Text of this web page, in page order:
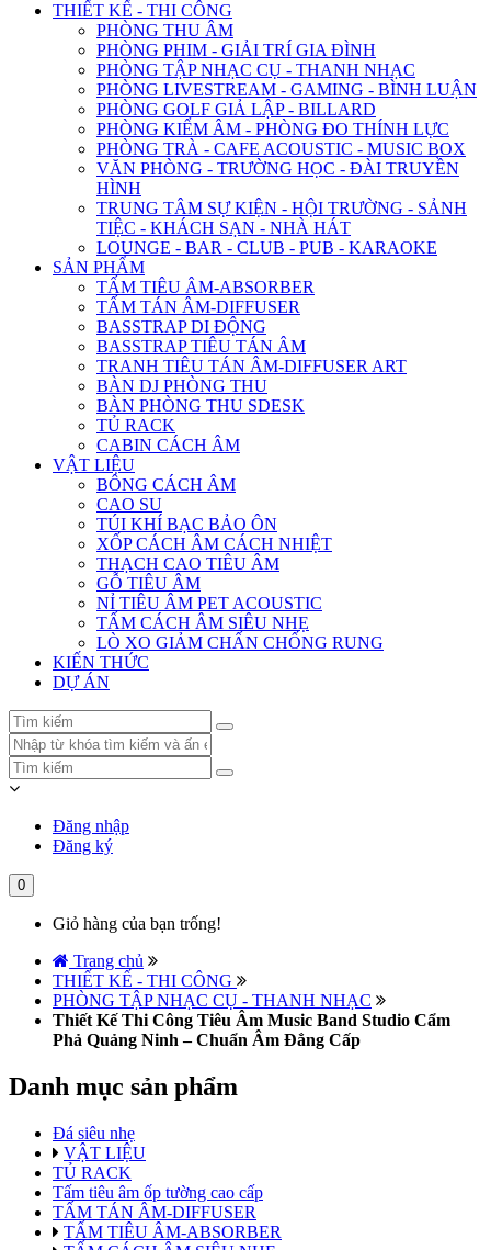
THIẾT KẾ - THI CÔNG
PHÒNG THU ÂM
PHÒNG PHIM - GIẢI TRÍ GIA ĐÌNH
PHÒNG TẬP NHẠC CỤ - THANH NHẠC
PHÒNG LIVESTREAM - GAMING - BÌNH LUẬN
PHÒNG GOLF GIẢ LẬP - BILLARD
PHÒNG KIỂM ÂM - PHÒNG ĐO THÍNH LỰC
PHÒNG TRÀ - CAFE ACOUSTIC - MUSIC BOX
VĂN PHÒNG - TRƯỜNG HỌC - ĐÀI TRUYỀN
HÌNH
TRUNG TÂM SỰ KIỆN - HỘI TRƯỜNG - SẢNH
TIỆC - KHÁCH SẠN - NHÀ HÁT
LOUNGE - BAR - CLUB - PUB - KARAOKE
SẢN PHẨM
TẤM TIÊU ÂM-ABSORBER
TẤM TÁN ÂM-DIFFUSER
BASSTRAP DI ĐỘNG
BASSTRAP TIÊU TÁN ÂM
TRANH TIÊU TÁN ÂM-DIFFUSER ART
BÀN DJ PHÒNG THU
BÀN PHÒNG THU SDESK
TỦ RACK
CABIN CÁCH ÂM
VẬT LIỆU
BÔNG CÁCH ÂM
CAO SU
TÚI KHÍ BẠC BẢO ÔN
XỐP CÁCH ÂM CÁCH NHIỆT
THẠCH CAO TIÊU ÂM
GỖ TIÊU ÂM
NỈ TIÊU ÂM PET ACOUSTIC
TẤM CÁCH ÂM SIÊU NHẸ
LÒ XO GIẢM CHẤN CHỐNG RUNG
KIẾN THỨC
DỰ ÁN
Đăng nhập
Đăng ký
0
Giỏ hàng của bạn trống!
Trang chủ
THIẾT KẾ - THI CÔNG
PHÒNG TẬP NHẠC CỤ - THANH NHẠC
Thiết Kế Thi Công Tiêu Âm Music Band Studio Cẩm
Phả Quảng Ninh – Chuẩn Âm Đẳng Cấp
Danh mục sản phẩm
Đá siêu nhẹ
VẬT LIỆU
TỦ RACK
Tấm tiêu âm ốp tường cao cấp
TẤM TÁN ÂM-DIFFUSER
TẤM TIÊU ÂM-ABSORBER